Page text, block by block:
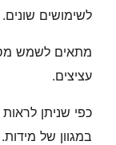
לשימושים שונים.
מתאים לשמש
עציצים.
כפי שניתן
במגוון של מידות.